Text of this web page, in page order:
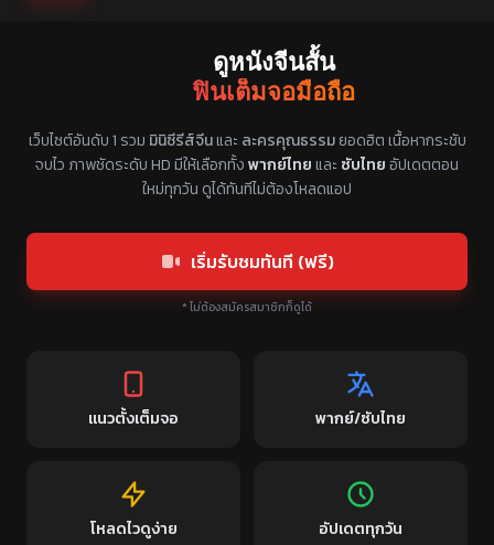
ดูหนังจีนสั้น
ฟินเต็มจอมือถือ
เว็บไซต์อันดับ 1 รวม มินิซีรีส์จีนและ ละครคุณธรรมยอดฮิต เนื้อหากระชับ
จบไว ภาพชัดระดับ HD มีให้เลือกทั้งพากย์ไทยและ ซับไทยอัปเดตตอน
ใหม่ทุกวัน ดูได้ทันทีไม่ต้องโหลดแอป
เริ่มรับชมทันที (ฟรี)
* ไม่ต้องสมัครสมาชิกก็ดูได้
แนวตั้งเต็มจอ พากย์/ซับไทย
โหลดไวดูง่าย อัปเดตทุกวัน